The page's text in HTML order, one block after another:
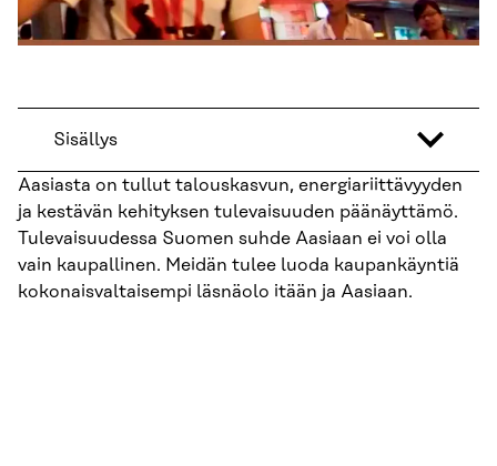
Sisällys
Aasiasta on tullut talouskasvun, energiariittävyyden
ja kestävän kehityksen tulevaisuuden päänäyttämö.
Tulevaisuudessa Suomen suhde Aasiaan ei voi olla
vain kaupallinen. Meidän tulee luoda kaupankäyntiä
kokonaisvaltaisempi läsnäolo itään ja Aasiaan.